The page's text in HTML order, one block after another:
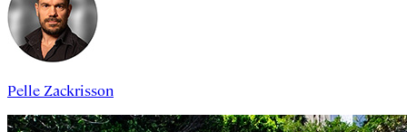
Pelle Zackrisson